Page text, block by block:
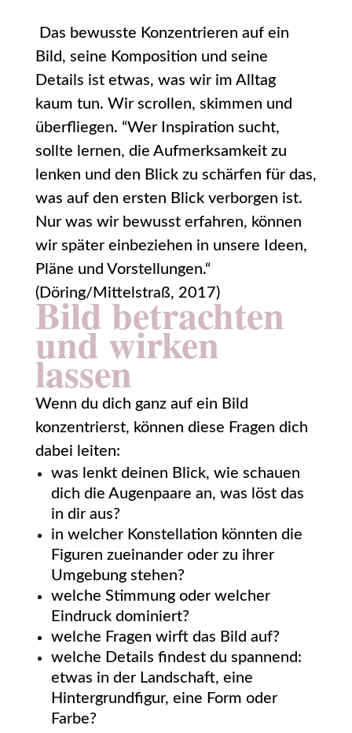
Das bewusste Konzentrieren auf ein
Bild, seine Komposition und seine
Details ist etwas, was wir im Alltag
kaum tun. Wir scrollen, skimmen und
überfliegen. “Wer Inspiration sucht,
sollte lernen, die Aufmerksamkeit zu
lenken und den Blick zu schärfen für das,
was auf den ersten Blick verborgen ist.
Nur was wir bewusst erfahren, können
wir später einbeziehen in unsere Ideen,
Pläne und Vorstellungen.“
(Döring/Mittelstraß, 2017)
Bild betrachten
und wirken
lassen
Wenn du dich ganz auf ein Bild
konzentrierst, können diese Fragen dich
dabei leiten:
was lenkt deinen Blick, wie schauen
dich die Augenpaare an, was löst das
in dir aus?
in welcher Konstellation könnten die
Figuren zueinander oder zu ihrer
Umgebung stehen?
welche Stimmung oder welcher
Eindruck dominiert?
welche Fragen wirft das Bild auf?
welche Details findest du spannend:
etwas in der Landschaft, eine
Hintergrundfigur, eine Form oder
Farbe?